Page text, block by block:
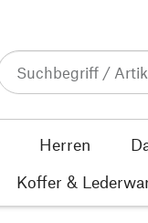
Herren
Koffer &